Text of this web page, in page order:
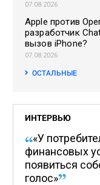
07.08.2026
Apple против
разработчик
вызов iPhone?
07.08.2026
ОСТАЛЬНЫЕ
ИНТЕРВЬЮ
«У
финансовых
появиться
голос»